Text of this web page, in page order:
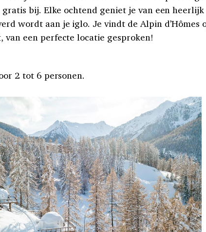
bij. Elke ochtend geniet je van een
wordt aan je iglo. Je vindt de Alpin d’Hômes
van een perfecte locatie gesproken!
2 tot 6 personen.